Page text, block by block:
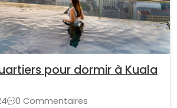
pour dormir à Kuala
0 Commentaires